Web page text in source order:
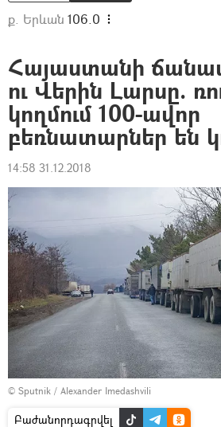
ք. Երևան 106.0
Հայաստանի
ու Վերին Լարսը.
կողմում 100-ավոր
բեռնատարներ են
14:58 31.12.2018
© Sputnik / Alexander Imedashvili
Բաժանորդագրվել